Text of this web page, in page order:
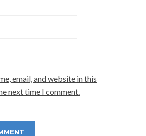
email, and website in this
next time I comment.